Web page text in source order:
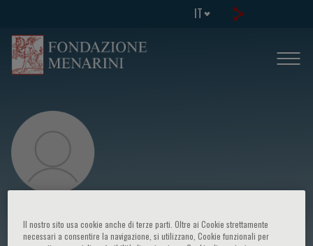
IT
John Gordon HAROLD
Il nostro sito usa cookie anche di terze parti. Oltre ai Cookie strettamente
necessari a consentire la navigazione, si utilizzano, Cookie funzionali per